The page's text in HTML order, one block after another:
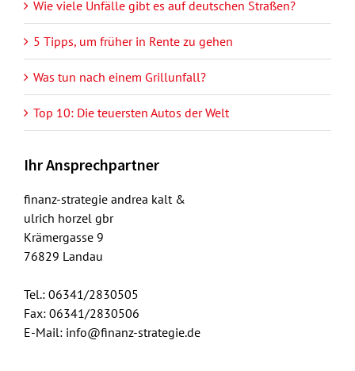
Wie viele Unfälle gibt es auf deutschen Straßen?
5 Tipps, um früher in Rente zu gehen
Was tun nach einem Grillunfall?
Top 10: Die teuersten Autos der Welt
Ihr Ansprechpartner
finanz-strategie andrea kalt &
ulrich horzel gbr
Krämergasse 9
76829 Landau
Tel.: 06341/2830505
Fax: 06341/2830506
E-Mail: info@finanz-strategie.de